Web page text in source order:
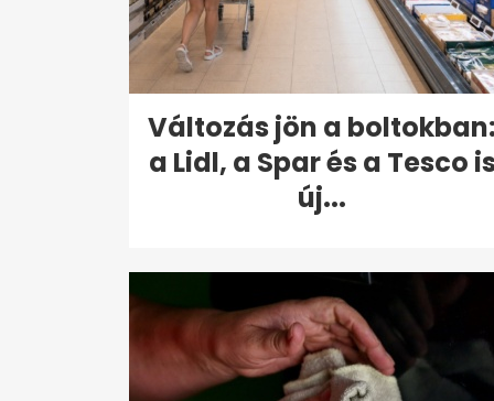
Változás jön a boltokban:
a Lidl, a Spar és a Tesco is
új...